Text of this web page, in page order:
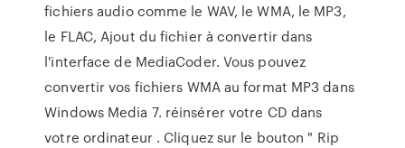
fichiers audio comme le WAV, le WMA, le MP3,
le FLAC, Ajout du fichier à convertir dans
l'interface de MediaCoder. Vous pouvez
convertir vos fichiers WMA au format MP3 dans
Windows Media 7. réinsérer votre CD dans
votre ordinateur . Cliquez sur le bouton " Rip